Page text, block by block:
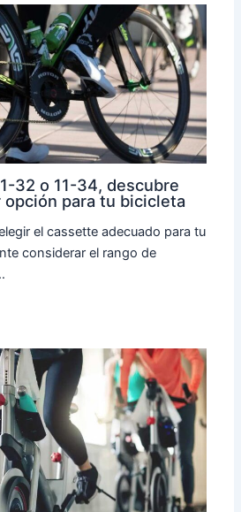
32 o 11-34, descubre
opción para tu bicicleta
el cassette adecuado para tu
considerar el rango de